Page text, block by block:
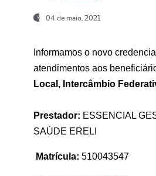
04 de maio, 2021
Informamos o novo
atendimentos aos
Local, Intercâmbio
Prestador: ESSENCIAL
SAÚDE ERELI
Matrícula: 510043547